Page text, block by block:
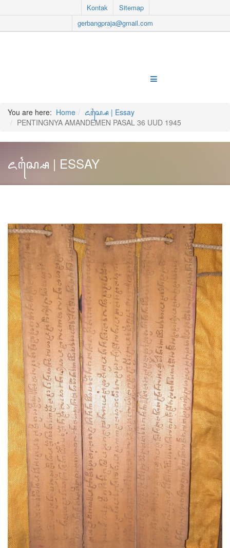
Kontak
Sitemap
gerbangpraja@gmail.com
You are here: Home
ꦌꦱ꧀ꦱꦻ | Essay
PENTINGNYA AMANDEMEN PASAL 36 UUD 1945
ꦌꦱ꧀ꦱꦻ | ESSAY